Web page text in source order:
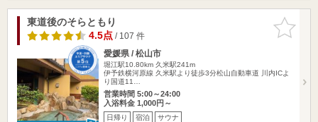
お気に入
りに追加
東道後のそらともり
4.5点/ 107 件
愛媛県 / 松山市
堀江駅10.80km 久米駅241m
伊予鉄横河原線 久米駅より徒歩3分松山自動車道 川内ICよ
り国道11…
営業時間 5:00～24:00
入浴料金 1,000円～
日帰り 宿泊 サウナ